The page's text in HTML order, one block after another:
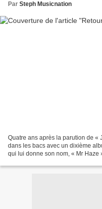
Par Steph Musicnation
Quatre ans après la parution de «
dans les bacs avec un dixième
qui lui donne son nom, « Mr Haze